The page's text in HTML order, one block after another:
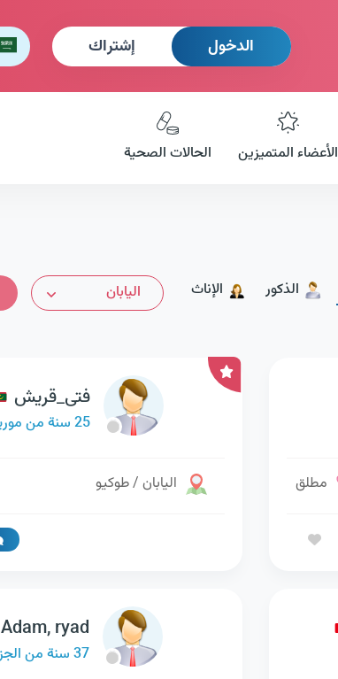
الدخول إشتراك
الأعضاء المتميزين الحالات الصحية
الذكور الإناث اليابان
مطلق
فتى_قريش
25 سنة من موريتانيا
اليابان / طوكيو
Adam, ryad
37 سنة من الجزائر